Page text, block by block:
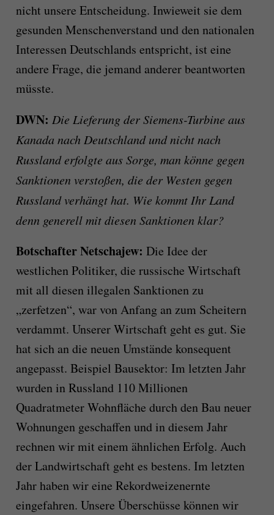
nicht unsere Entscheidung. Inwieweit sie dem
gesunden Menschenverstand und den nationalen
Interessen Deutschlands entspricht, ist eine
andere Frage, die jemand anderer beantworten
müsste.
DWN: Die Lieferung der Siemens-Turbine aus
Kanada nach Deutschland und nicht nach
Russland erfolgte aus Sorge, man könne gegen
Sanktionen verstoßen, die der Westen gegen
Russland verhängt hat. Wie kommt Ihr Land
denn generell mit diesen Sanktionen klar?
Botschafter Netschajew: Die Idee der
westlichen Politiker, die russische Wirtschaft
mit all diesen illegalen Sanktionen zu
„zerfetzen“, war von Anfang an zum Scheitern
verdammt. Unserer Wirtschaft geht es gut. Sie
hat sich an die neuen Umstände konsequent
angepasst. Beispiel Bausektor: Im letzten Jahr
wurden in Russland 110 Millionen
Quadratmeter Wohnfläche durch den Bau neuer
Wohnungen geschaffen und in diesem Jahr
rechnen wir mit einem ähnlichen Erfolg. Auch
der Landwirtschaft geht es bestens. Im letzten
Jahr haben wir eine Rekordweizenernte
eingefahren. Unsere Überschüsse können wir